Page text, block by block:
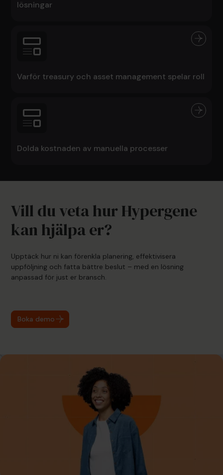
lösningar
Varför treasury och asset management spelar roll
Dolda kostnaden av manuella processer
Vill du veta hur Hypergene
kan hjälpa er?
Upptäck hur ni kan förenkla planering, effektivisera
uppföljning och fatta bättre beslut – med en lösning
anpassad för just er bransch.
Boka demo